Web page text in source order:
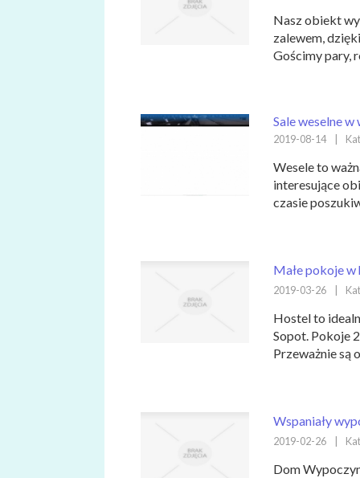
Nasz obiekt
zalewem,
Gościmy pary,
Sale weselne
2019-08-14
Wesele to
interesujące
czasie
Małe pokoje
2019-03-26
Hostel to
Sopot. Pokoje
Przeważnie są
Wspaniały
2019-02-26
Dom